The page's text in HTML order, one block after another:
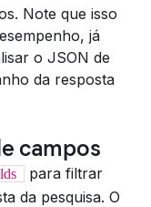
Note que isso
já
o JSON de
da resposta
campos
para filtrar
da pesquisa. O